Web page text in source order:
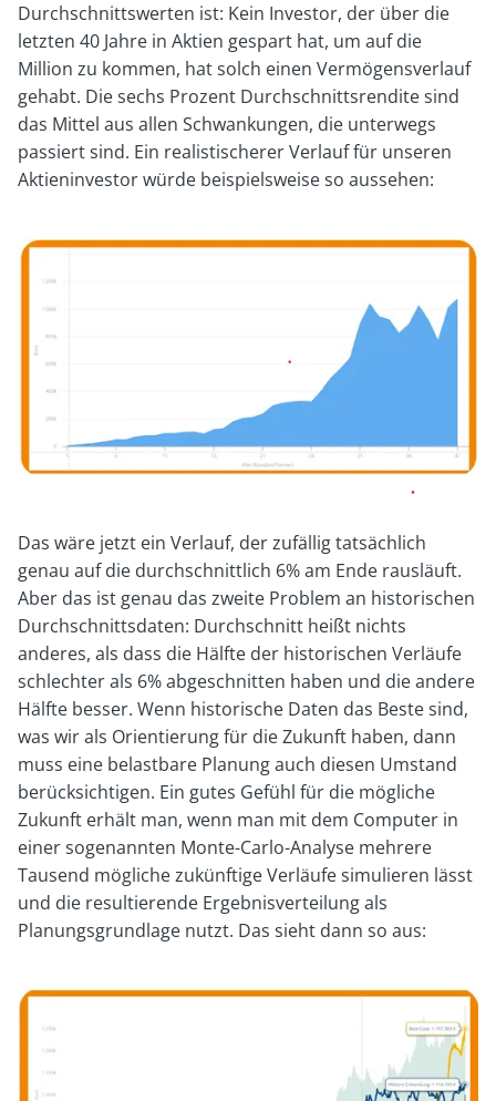
Durchschnittswerten ist: Kein Investor, der über die
letzten 40 Jahre in Aktien gespart hat, um auf die
Million zu kommen, hat solch einen Vermögensverlauf
gehabt. Die sechs Prozent Durchschnittsrendite sind
das Mittel aus allen Schwankungen, die unterwegs
passiert sind. Ein realistischerer Verlauf für unseren
Aktieninvestor würde beispielsweise so aussehen:
Das wäre jetzt ein Verlauf, der zufällig tatsächlich
genau auf die durchschnittlich 6% am Ende rausläuft.
Aber das ist genau das zweite Problem an historischen
Durchschnittsdaten: Durchschnitt heißt nichts
anderes, als dass die Hälfte der historischen Verläufe
schlechter als 6% abgeschnitten haben und die andere
Hälfte besser. Wenn historische Daten das Beste sind,
was wir als Orientierung für die Zukunft haben, dann
muss eine belastbare Planung auch diesen Umstand
berücksichtigen. Ein gutes Gefühl für die mögliche
Zukunft erhält man, wenn man mit dem Computer in
einer sogenannten Monte-Carlo-Analyse mehrere
Tausend mögliche zukünftige Verläufe simulieren lässt
und die resultierende Ergebnisverteilung als
Planungsgrundlage nutzt. Das sieht dann so aus: